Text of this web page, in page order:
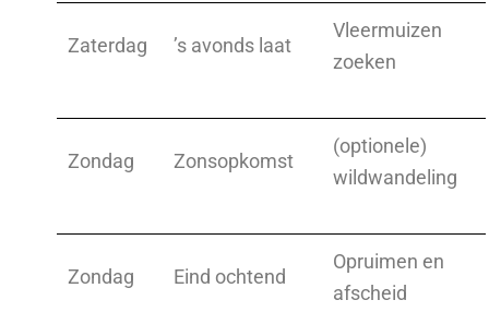
Zaterdag ’s avonds laat
Vleermuizen
zoeken
Zondag Zonsopkomst
(optionele)
wildwandeling
Zondag Eind ochtend
Opruimen en
afscheid